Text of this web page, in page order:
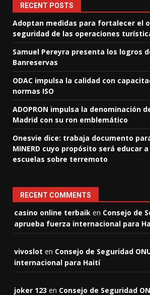
RECENT POSTS
Adoptan medidas para fortalecer el
seguridad de las operaciones
Samuel Pereyra presenta los logros
Banreservas
ODAC impulsa la calidad con
normas ISO
ADOPRON impulsa la denominación
Madrid con su ron emblemático
Onesvie dice: trabaja documento
MINERD cuyo propósito será educar
escuelas sobre terremoto
RECENT COMMENTS
casino online terbaik en Consejo de
aprueba fuerza internacional para
vivoslot en Consejo de Seguridad
internacional para Haití
joker 123 en Consejo de Seguridad